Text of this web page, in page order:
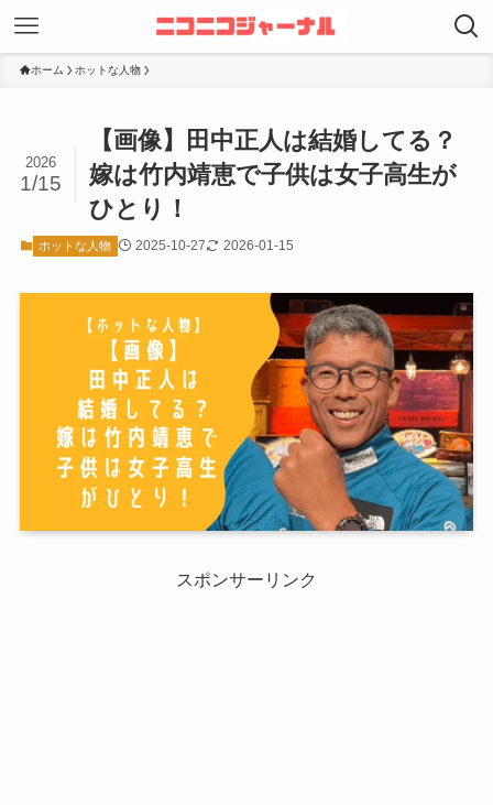
ホーム ホットな人物
【画像】田中正人は結婚してる？
嫁は竹内靖恵で子供は女子高生が
ひとり！
2026
1/15
ホットな人物 2025-10-27 2026-01-15
スポンサーリンク